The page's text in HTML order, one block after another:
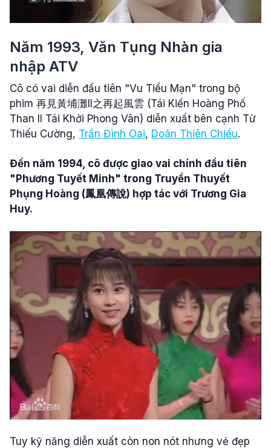
Năm 1993, Văn Tụng Nhàn gia
nhập ATV
Cô có vai diễn đầu tiên "Vu Tiểu Mạn" trong bộ
phim 再見黃埔灘II之再起風雲 (Tái Kiến Hoàng Phố
Than II Tái Khởi Phong Vân) diễn xuất bên cạnh Từ
Thiếu Cường, Trần Đình Oai, Doãn Thiên Chiếu.
Đến năm 1994, cô được giao vai chính đầu tiên
"Phương Tuyết Minh" trong Truyền Thuyết
Phụng Hoàng (鳳凰傳說) hợp tác với Trương Gia
Huy.
Tuy kỹ năng diễn xuất còn non nót nhưng vẻ đẹp